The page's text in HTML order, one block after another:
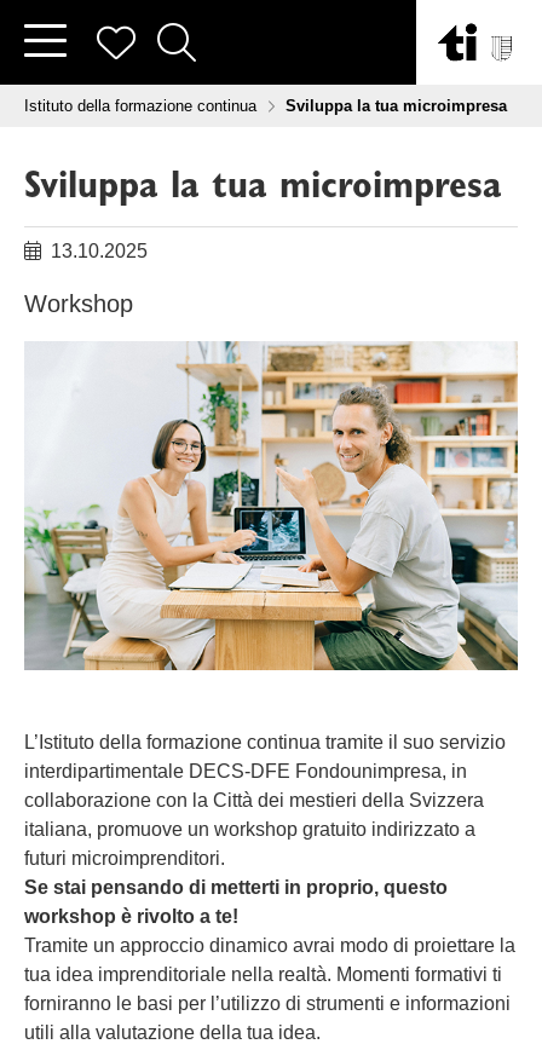
Tu sei qui:
Istituto della formazione continua Sviluppa la tua microimpresa
Sviluppa la tua microimpresa
13.10.2025
Workshop
L’Istituto della formazione continua tramite il suo servizio
interdipartimentale DECS-DFE Fondounimpresa, in
collaborazione con la Città dei mestieri della Svizzera
italiana, promuove un workshop gratuito indirizzato a
futuri microimprenditori.
Se stai pensando di metterti in proprio, questo
workshop è rivolto a te!
Tramite un approccio dinamico avrai modo di proiettare la
tua idea imprenditoriale nella realtà. Momenti formativi ti
forniranno le basi per l’utilizzo di strumenti e informazioni
utili alla valutazione della tua idea.